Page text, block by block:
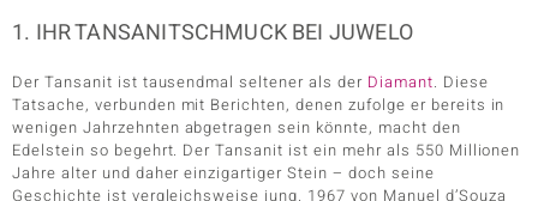
1. IHR TANSANITSCHMUCK BEI JUWELO
Der Tansanit ist tausendmal seltener als der Diamant. Diese
Tatsache, verbunden mit Berichten, denen zufolge er bereits in
wenigen Jahrzehnten abgetragen sein könnte, macht den
Edelstein so begehrt. Der Tansanit ist ein mehr als 550 Millionen
Jahre alter und daher einzigartiger Stein – doch seine
Geschichte ist vergleichsweise jung. 1967 von Manuel d’Souza